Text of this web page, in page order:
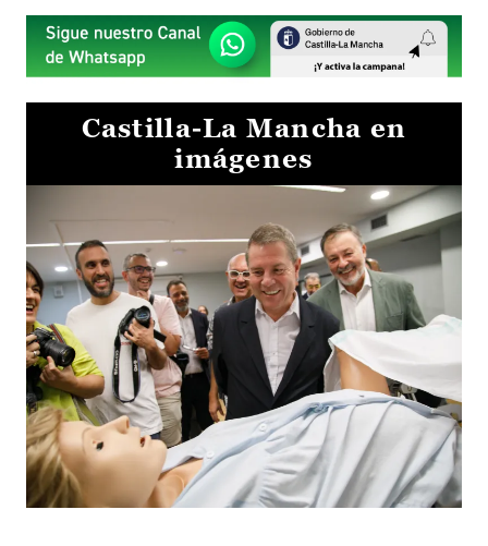
Castilla-La Mancha en
imágenes